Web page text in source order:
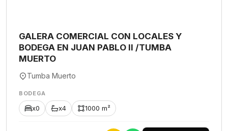
GALERA COMERCIAL CON LOCALES Y
BODEGA EN JUAN PABLO II /TUMBA
MUERTO
Tumba Muerto
BODEGA
x0 x4 1000 m²